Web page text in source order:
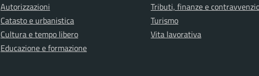
Autorizzazioni
Catasto e urbanistica
Cultura e tempo libero
Educazione e formazione
Tributi, finanze e
Turismo
Vita lavorativa